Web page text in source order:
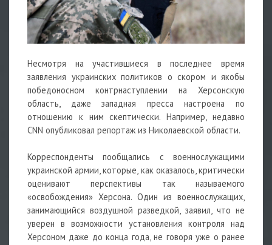
Несмотря на участившиеся в последнее время
заявления украинских политиков о скором и якобы
победоносном контрнаступлении на Херсонскую
область, даже западная пресса настроена по
отношению к ним скептически. Например, недавно
CNN опубликовал репортаж из Николаевской области.
Корреспонденты пообщались с военнослужащими
украинской армии, которые, как оказалось, критически
оценивают перспективы так называемого
«освобождения» Херсона. Один из военнослужащих,
занимающийся воздушной разведкой, заявил, что не
уверен в возможности установления контроля над
Херсоном даже до конца года, не говоря уже о ранее